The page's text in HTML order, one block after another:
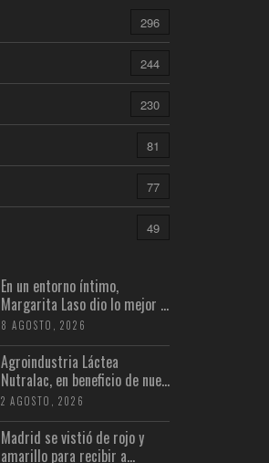
296
244
230
81
77
49
En un entorno íntimo,
Margarita Laso dio lo mejor ...
8 AGOSTO, 2026
Agroindustria Láctea
Nutralac, en beneficio de nue...
2 AGOSTO, 2026
Madrid se vistió de rojo y
amarillo para recibir a...